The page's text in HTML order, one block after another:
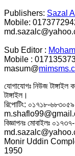
Publishers: Sazal
Mobile:
Sub Editor :
Mobile :
masum@
যোগাযোগঃ নিউজ টাঙ্গাইল
টাঙ্গাইল।
রিপোটিং: ০১৭১৮-৬৮৩০৫৯
বিজ্ঞাপনঃ মোবাইলঃ
Monir Uddin
1950